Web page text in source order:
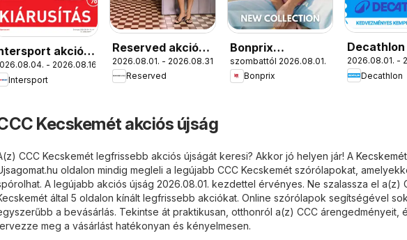
akciós
- 2026.08.16.
Intersport
Reserved akciós
újság
2026.08.01. - 2026.08.31.
Reserved
Bonprix
katalógus - New
Collection
szombattól 2026.08.01.
Bonprix
újság
2026.08.01. -
Decathlon
Kecskemét akciós újság
CCC Kecskemét legfrissebb akciós újságát keresi? Akkor jó helyen jár! A
oldalon mindig megleli a legújabb CCC Kecskemét szórólapokat,
A legújabb akciós újság 2026.08.01. kezdettel érvényes. Ne szalassza el a(z)
által 5 oldalon kínált legfrissebb akciókat. Online szórólapok segítségével
a bevásárlás. Tekintse át praktikusan, otthonról a(z) CCC árengedményeit,
meg a vásárlást hatékonyan és kényelmesen.